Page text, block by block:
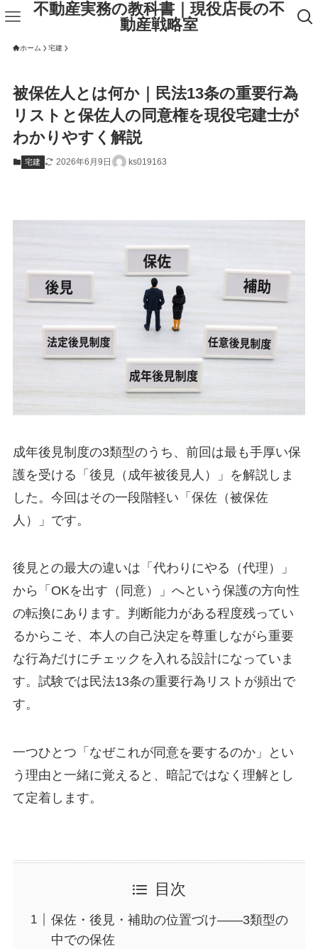
不動産実務の教科書｜現役店長の不
動産戦略室
ホーム 宅建
被保佐人とは何か｜民法13条の重要行為
リストと保佐人の同意権を現役宅建士が
わかりやすく解説
宅建 2026年6月9日 ks019163
成年後見制度の3類型のうち、前回は最も手厚い保
護を受ける「後見（成年被後見人）」を解説しま
した。今回はその一段階軽い「保佐（被保佐
人）」です。
後見との最大の違いは「代わりにやる（代理）」
から「OKを出す（同意）」へという保護の方向性
の転換にあります。判断能力がある程度残ってい
るからこそ、本人の自己決定を尊重しながら重要
な行為だけにチェックを入れる設計になっていま
す。試験では民法13条の重要行為リストが頻出で
す。
一つひとつ「なぜこれが同意を要するのか」とい
う理由と一緒に覚えると、暗記ではなく理解とし
て定着します。
目次
保佐・後見・補助の位置づけ——3類型の
中での保佐